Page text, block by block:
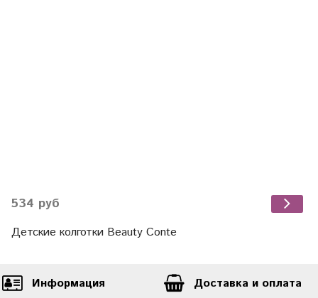
534 руб
Детские колготки Beauty Conte
Информация Доставка и оплата